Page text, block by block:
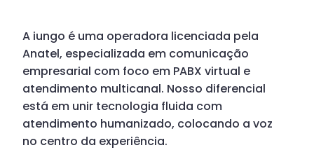
A iungo é uma operadora licenciada pela
Anatel, especializada em comunicação
empresarial com foco em PABX virtual e
atendimento multicanal. Nosso diferencial
está em unir tecnologia fluida com
atendimento humanizado, colocando a voz
no centro da experiência.